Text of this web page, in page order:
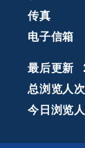
传真
电子信箱
最后更新
总浏览人次
今日浏览